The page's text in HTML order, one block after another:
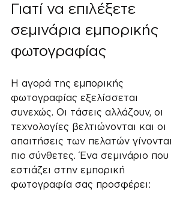
Γιατί να επιλέξετε
σεμινάρια εμπορικής
φωτογραφίας
Η αγορά της εμπορικής
φωτογραφίας εξελίσσεται
συνεχώς. Οι τάσεις αλλάζουν, οι
τεχνολογίες βελτιώνονται και οι
απαιτήσεις των πελατών γίνονται
πιο σύνθετες. Ένα σεμινάριο που
εστιάζει στην εμπορική
φωτογραφία σας προσφέρει: